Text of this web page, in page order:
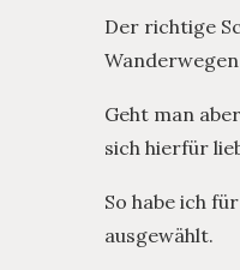
Der richtige
Geht man
sich hierfür
So habe ich
ausgewählt.